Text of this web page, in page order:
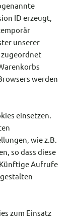
ID erzeugt,
unserer
werden
einsetzen.
wie z.B.
so dass diese
Aufrufe
zum Einsatz